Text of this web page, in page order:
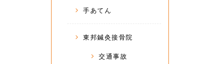
手あてん
東邦鍼灸接骨院
交通事故